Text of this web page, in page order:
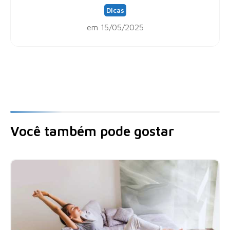
Dicas
em 15/05/2025
Você também pode gostar